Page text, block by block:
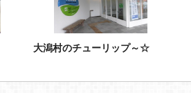
大潟村のチューリップ～☆